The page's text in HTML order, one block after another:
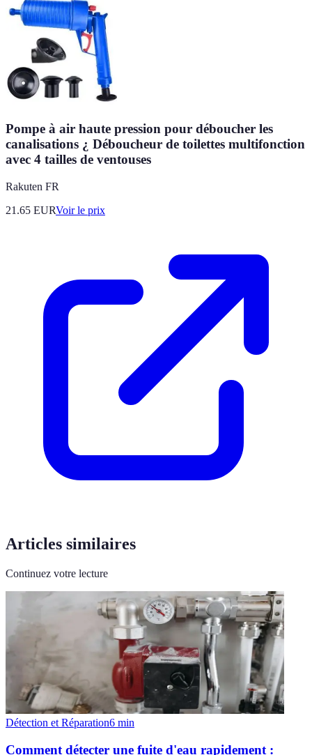
Pompe à air haute pression pour déboucher les
canalisations ¿ Déboucheur de toilettes multifonction
avec 4 tailles de ventouses
Rakuten FR
21.65 EURVoir le prix
Articles similaires
Continuez votre lecture
Détection et Réparation6 min
Comment détecter une fuite d'eau rapidement :